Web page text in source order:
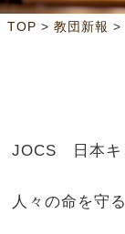
TOP > 教団新報 >
JOCS 日本キ
人々の命を守る